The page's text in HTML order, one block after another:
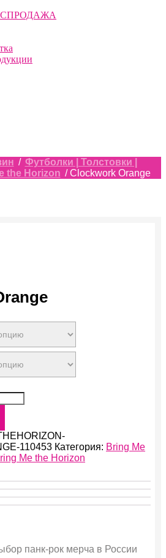
/ Футболки | Толстовки |
the Horizon / Clockwork Orange
110453 Категория: Bring Me
Me the Horizon
панк-рок мерча в России